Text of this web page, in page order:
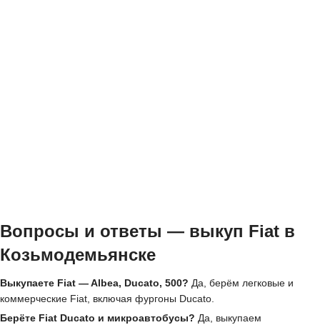
Вопросы и ответы — выкуп Fiat в
Козьмодемьянске
Выкупаете Fiat — Albea, Ducato, 500? Да, берём легковые и
коммерческие Fiat, включая фургоны Ducato.
Берёте Fiat Ducato и микроавтобусы? Да, выкупаем